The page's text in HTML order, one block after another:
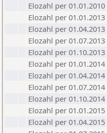
Elozahl per 01.01.2010
Elozahl per 01.01.2013
Elozahl per 01.04.2013
Elozahl per 01.07.2013
Elozahl per 01.10.2013
Elozahl per 01.01.2014
Elozahl per 01.04.2014
Elozahl per 01.07.2014
Elozahl per 01.10.2014
Elozahl per 01.01.2015
Elozahl per 01.04.2015